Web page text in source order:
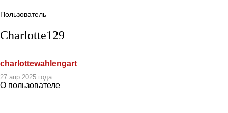
Пользователь
Charlotte129
charlottewahlengart
27 апр 2025 года
О пользователе